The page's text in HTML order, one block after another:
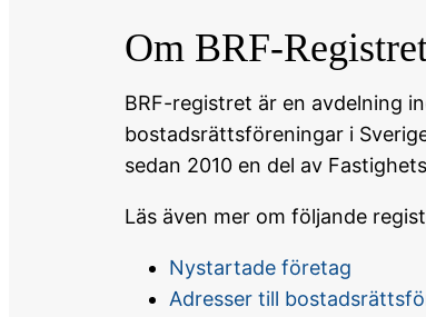
Om BRF-
BRF-registret är en avdelning
bostadsrättsföreningar i
sedan 2010 en del av
Läs även mer om följande
Nystartade företag
Adresser till